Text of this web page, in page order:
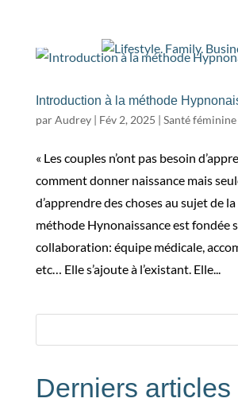
Introduction à la méthode
parAudrey| Fév 2, 2025 | Santé féminine
« Les couples n’ont pas besoin
comment donner naissance mais
d’apprendre des choses au sujet de la
méthode Hynonaissance est fondée
collaboration: équipe médicale,
etc… Elle s’ajoute à l’existant. Elle...
Derniers articles